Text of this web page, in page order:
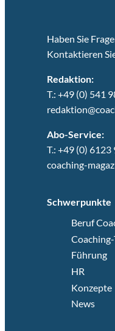
Haben Sie
Kontaktieren
Redaktion:
T.: +49 (0) 541
Abo-Service:
T.: +49 (0)
coaching-
Schwerpunkte
Beruf
Führung
HR
Konzepte
News